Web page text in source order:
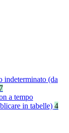
indeterminato (da
7
a tempo
in tabelle) 4